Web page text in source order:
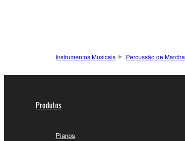
Instrumentos Musicais Percussão de Marcha
Produtos
Pianos